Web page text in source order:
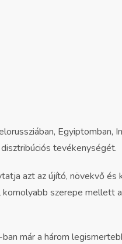
Egyiptomban,
tevékenységét.
azt az újító, növekvő és
szerepe mellett
már a három